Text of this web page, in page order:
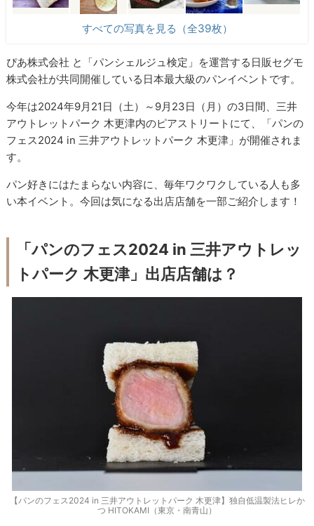
すべての写真を見る（全39枚）
ぴあ株式会社 と「パンシェルジュ検定」を運営する⽇販セグモ
株式会社が共同開催している⽇本最⼤級のパンイベントです。
今年は2024年9月21日（土）～9月23日（月）の3日間、三井
アウトレットパーク 木更津内のピアストリートにて、「パンの
フェス2024 in 三井アウトレットパーク 木更津」が開催されま
す。
パン好きにはたまらない内容に、毎年ワクワクしている人も多
い本イベント。今回は気になる出店店舗を一部ご紹介します！
「パンのフェス2024 in 三井アウトレッ
トパーク 木更津」出店店舗は？
【パンのフェス2024 in 三井アウトレットパーク 木更津】独自低温製法ヒレか
つ HITOKAMI（東京・南青山）